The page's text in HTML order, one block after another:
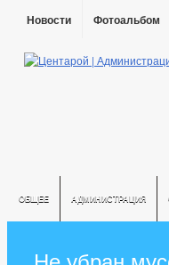
Новости Фотоальбом
ОБЩЕЕ АДМИНИСТРАЦИЯ